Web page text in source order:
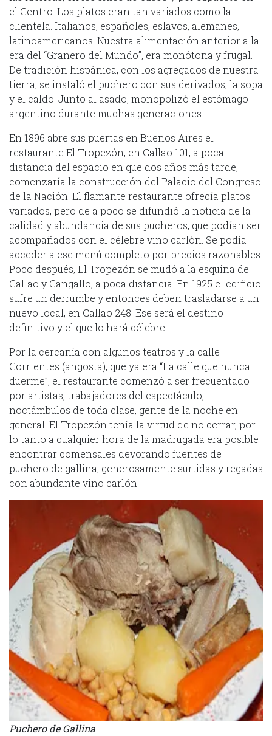
el Centro. Los platos eran tan variados como la
clientela. Italianos, españoles, eslavos, alemanes,
latinoamericanos. Nuestra alimentación anterior a la
era del “Granero del Mundo”, era monótona y frugal.
De tradición hispánica, con los agregados de nuestra
tierra, se instaló el puchero con sus derivados, la sopa
y el caldo. Junto al asado, monopolizó el estómago
argentino durante muchas generaciones.
En 1896 abre sus puertas en Buenos Aires el
restaurante El Tropezón, en Callao 101, a poca
distancia del espacio en que dos años más tarde,
comenzaría la construcción del Palacio del Congreso
de la Nación. El flamante restaurante ofrecía platos
variados, pero de a poco se difundió la noticia de la
calidad y abundancia de sus pucheros, que podían ser
acompañados con el célebre vino carlón. Se podía
acceder a ese menú completo por precios razonables.
Poco después, El Tropezón se mudó a la esquina de
Callao y Cangallo, a poca distancia. En 1925 el edificio
sufre un derrumbe y entonces deben trasladarse a un
nuevo local, en Callao 248. Ese será el destino
definitivo y el que lo hará célebre.
Por la cercanía con algunos teatros y la calle
Corrientes (angosta), que ya era “La calle que nunca
duerme”, el restaurante comenzó a ser frecuentado
por artistas, trabajadores del espectáculo,
noctámbulos de toda clase, gente de la noche en
general. El Tropezón tenía la virtud de no cerrar, por
lo tanto a cualquier hora de la madrugada era posible
encontrar comensales devorando fuentes de
puchero de gallina, generosamente surtidas y regadas
con abundante vino carlón.
Puchero de Gallina